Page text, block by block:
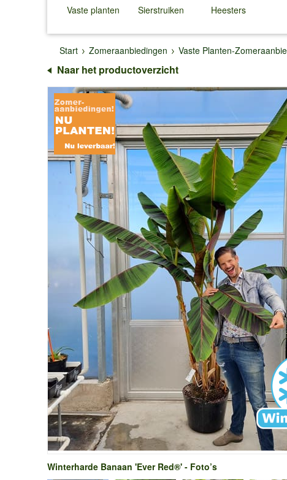
Vaste planten
↓
Sierstruiken
↓
Heesters
↓ ↓
Start
Zomeraanbiedingen Vaste Planten-
Naar het productoverzicht
Winterharde Banaan 'Ever Red®' - Foto’s